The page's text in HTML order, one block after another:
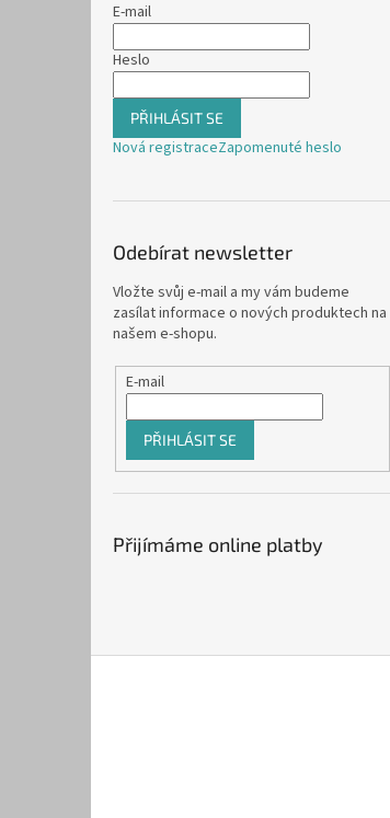
E-mail
Heslo
PŘIHLÁSIT SE
Nová registraceZapomenuté heslo
Odebírat newsletter
Vložte svůj e-mail a my vám budeme
zasílat informace o nových produktech na
našem e-shopu.
E-mail
PŘIHLÁSIT SE
Přijímáme online platby